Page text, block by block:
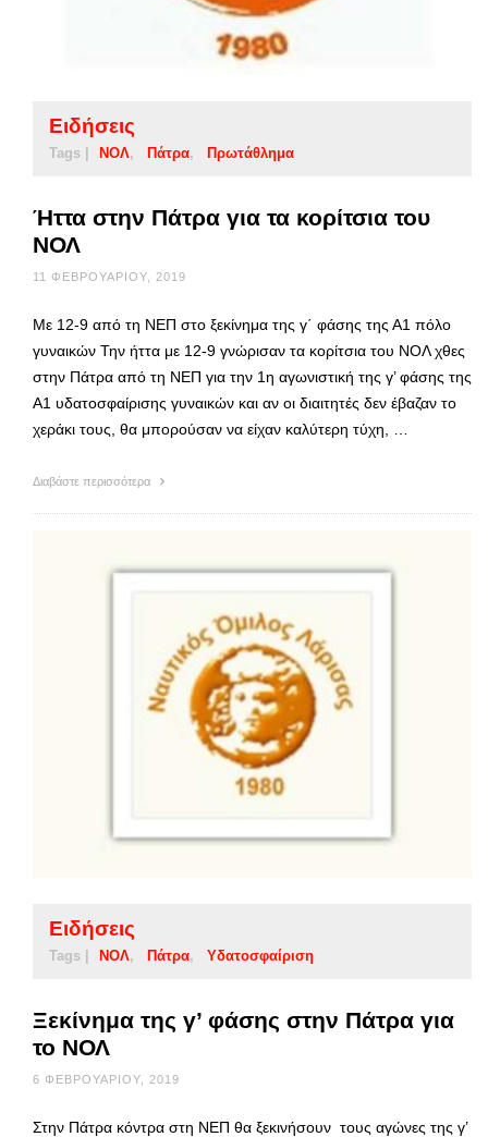
Ειδήσεις
Tags | ΝΟΛ Πάτρα Πρωτάθλημα
Ήττα στην Πάτρα για τα κορίτσια του
ΝΟΛ
11 ΦΕΒΡΟΥΑΡΊΟΥ, 2019
Με 12-9 από τη ΝΕΠ στο ξεκίνημα της γ΄ φάσης της Α1 πόλο
γυναικών Την ήττα με 12-9 γνώρισαν τα κορίτσια του ΝΟΛ χθες
στην Πάτρα από τη ΝΕΠ για την 1η αγωνιστική της γ’ φάσης της
Α1 υδατοσφαίρισης γυναικών και αν οι διαιτητές δεν έβαζαν το
χεράκι τους, θα μπορούσαν να είχαν καλύτερη τύχη, …
Διαβάστε περισσότερα
Ειδήσεις
Tags | ΝΟΛ Πάτρα Υδατοσφαίριση
Ξεκίνημα της γ’ φάσης στην Πάτρα για
το ΝΟΛ
6 ΦΕΒΡΟΥΑΡΊΟΥ, 2019
Στην Πάτρα κόντρα στη ΝΕΠ θα ξεκινήσουν τους αγώνες της γ’